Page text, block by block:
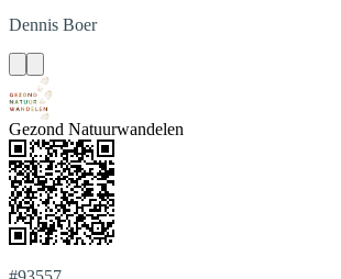
Dennis Boer
Gezond Natuurwandelen